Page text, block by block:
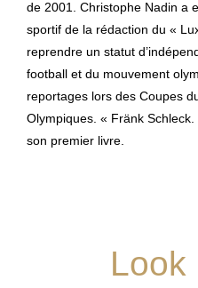
de 2001. Christophe Nadin a
sportif de la rédaction du «
reprendre un statut
football et du mouvement
reportages lors des Coupes
Olympiques. « Fränk
son premier livre.
Look